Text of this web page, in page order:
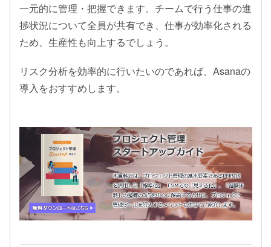
一元的に管理・把握できます。チームで行う仕事の進
捗状況について全員が共有でき、仕事が効率化される
ため、生産性も向上するでしょう。
リスク分析を効率的に行いたいのであれば、Asanaの
導入をおすすめします。